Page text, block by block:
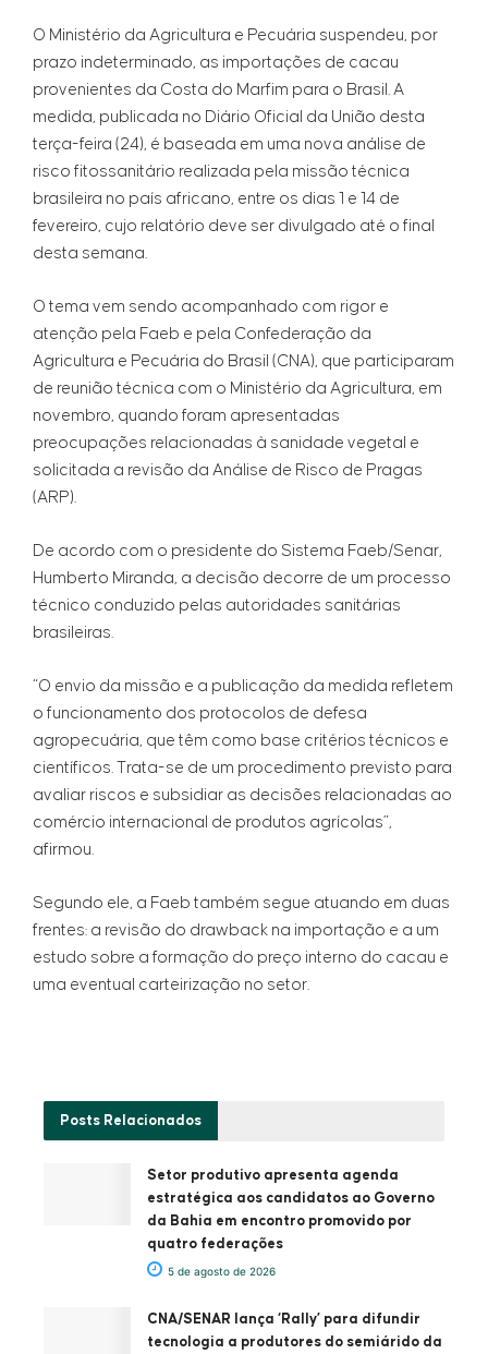
O Ministério da Agricultura e Pecuária suspendeu, por
prazo indeterminado, as importações de cacau
provenientes da Costa do Marfim para o Brasil. A
medida, publicada no Diário Oficial da União desta
terça-feira (24), é baseada em uma nova análise de
risco fitossanitário realizada pela missão técnica
brasileira no país africano, entre os dias 1 e 14 de
fevereiro, cujo relatório deve ser divulgado até o final
desta semana.
O tema vem sendo acompanhado com rigor e
atenção pela Faeb e pela Confederação da
Agricultura e Pecuária do Brasil (CNA), que participaram
de reunião técnica com o Ministério da Agricultura, em
novembro, quando foram apresentadas
preocupações relacionadas à sanidade vegetal e
solicitada a revisão da Análise de Risco de Pragas
(ARP).
De acordo com o presidente do Sistema Faeb/Senar,
Humberto Miranda, a decisão decorre de um processo
técnico conduzido pelas autoridades sanitárias
brasileiras.
“O envio da missão e a publicação da medida refletem
o funcionamento dos protocolos de defesa
agropecuária, que têm como base critérios técnicos e
científicos. Trata-se de um procedimento previsto para
avaliar riscos e subsidiar as decisões relacionadas ao
comércio internacional de produtos agrícolas”,
afirmou.
Segundo ele, a Faeb também segue atuando em duas
frentes: a revisão do drawback na importação e a um
estudo sobre a formação do preço interno do cacau e
uma eventual carteirização no setor.
Posts Relacionados
Setor produtivo apresenta agenda
estratégica aos candidatos ao Governo
da Bahia em encontro promovido por
quatro federações
5 de agosto de 2026
CNA/SENAR lança ‘Rally’ para difundir
tecnologia a produtores do semiárido da